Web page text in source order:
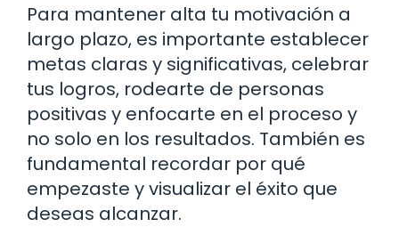
Para mantener alta tu motivación a
largo plazo, es importante establecer
metas claras y significativas, celebrar
tus logros, rodearte de personas
positivas y enfocarte en el proceso y
no solo en los resultados. También es
fundamental recordar por qué
empezaste y visualizar el éxito que
deseas alcanzar.